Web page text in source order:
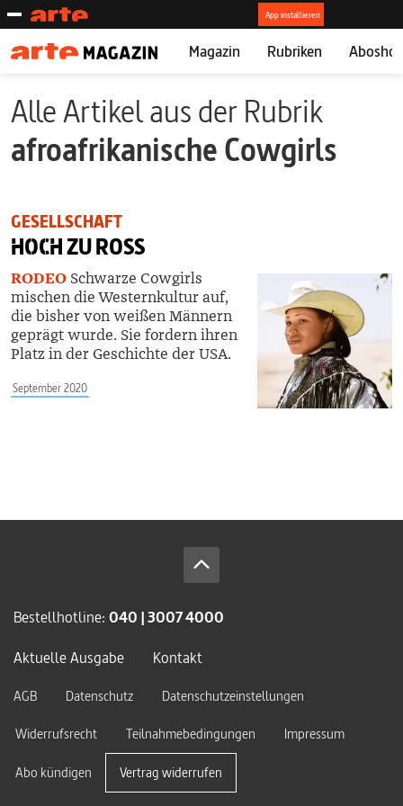
Magazin Rubriken
Alle Artikel aus der Rubrik
afroafrikanische Cowgirls
GESELLSCHAFT
HOCHZU ROSS
RODEO Schwarze Cowgirls
mischen die Westernkultur auf,
die bisher von weißen Männern
geprägt wurde. Sie fordern ihren
Platz in der Geschichte der USA.
September 2020
Bestellhotline: 040 | 3007 4000
Aktuelle Ausgabe
Kontakt
AGB Datenschutz
Datenschutzeinstellungen
Widerrufsrecht
Teilnahmebedingungen Impressum
Abo kündigen Vertrag widerrufen